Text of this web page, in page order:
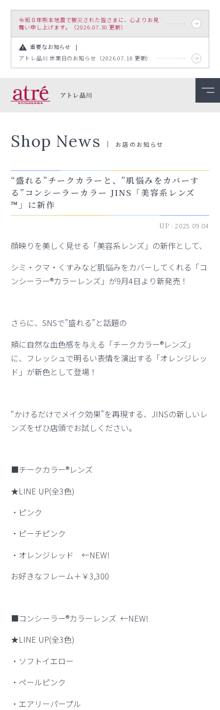
令和８年熊本地震で被災された皆さまに、心よりお見
舞い申し上げます。（2026.07.30 更新）
重要なお知らせ
アトレ品川 休業日のお知らせ（2026.07.18 更新）
アトレ品川
Shop News お店のお知らせ
“盛れる”チークカラーと、”肌悩みをカバーす
る”コンシーラーカラー JINS「美容系レンズ
™」に新作
UP : 2025.09.04
顔映りを美しく見せる「美容系レンズ」の新作として、
シミ・クマ・くすみなど肌悩みをカバーしてくれる「コ
ンシーラー®カラーレンズ」が9月4日より新発売！
さらに、SNSで”盛れる”と話題の
頬に自然な血色感を与える「チークカラー®レンズ」
に、フレッシュで明るい表情を演出する「オレンジレッ
ド」が新色として登場！
“かけるだけでメイク効果”を再現する、JINSの新しいレ
ンズをぜひ店頭でお試しください。
■チークカラー®レンズ
★LINE UP(全3色)
・ピンク
・ピーチピンク
・オレンジレッド ←NEW!
お好きなフレーム＋￥3,300
■コンシーラー®カラーレンズ ←NEW!
★LINE UP(全3色)
・ソフトイエロー
・ペールピンク
・エアリーパープル